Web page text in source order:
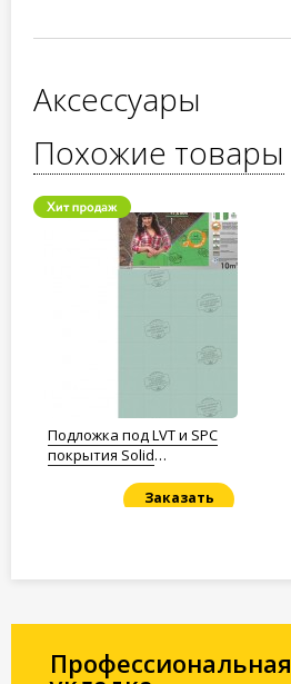
Аксессуары
Похожие товары
Подложка под LVT и SPC
покрытия Solid
Заказать
Профессиональная